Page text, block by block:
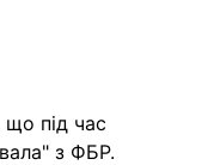
під час
з ФБР.